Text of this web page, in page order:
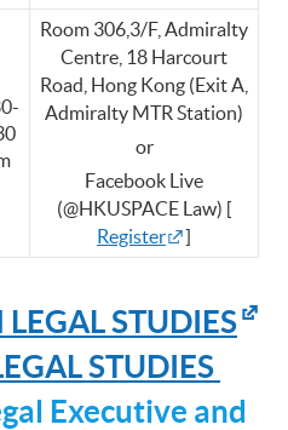
Room 306,3/F, Admiralty
Centre, 18 Harcourt
Road, Hong Kong (Exit A,
Admiralty MTR Station)
or
Facebook Live
(@HKUSPACE Law) [
Register
]
STUDIES
STUDIES
Executive and